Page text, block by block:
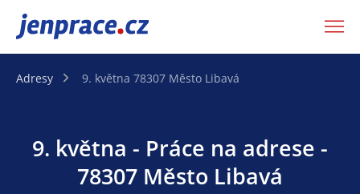
JenPráce.cz
Adresy 9. května 78307 Město Libavá
9. května - Práce na adrese -
78307 Město Libavá